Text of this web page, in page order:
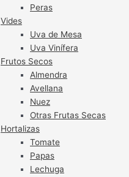
Peras
Vides
Uva de Mesa
Uva Vinífera
Frutos Secos
Almendra
Avellana
Nuez
Otras Frutas Secas
Hortalizas
Tomate
Papas
Lechuga